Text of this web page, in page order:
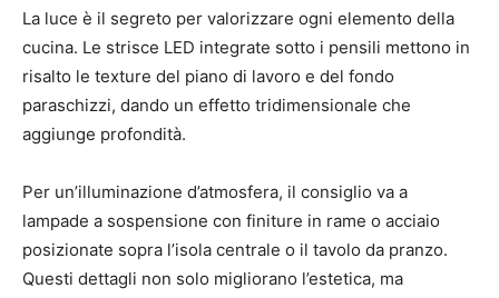
La luce è il segreto per valorizzare ogni elemento della
cucina. Le strisce LED integrate sotto i pensili mettono in
risalto le texture del piano di lavoro e del fondo
paraschizzi, dando un effetto tridimensionale che
aggiunge profondità.
Per un’illuminazione d’atmosfera, il consiglio va a
lampade a sospensione con finiture in rame o acciaio
posizionate sopra l’isola centrale o il tavolo da pranzo.
Questi dettagli non solo migliorano l’estetica, ma